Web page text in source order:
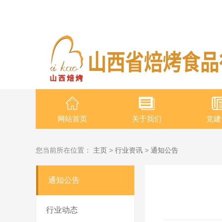
网站首页 关于我们 党
您当前所在位置： 主页 > 行业资讯 > 通知公告
通知公告
行业动态